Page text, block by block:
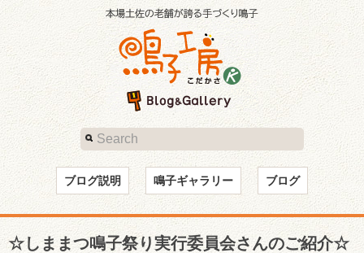
ブログ説明 鳴子ギャラリー ブログ
☆しままつ鳴子祭り実行委員会さんのご紹介☆